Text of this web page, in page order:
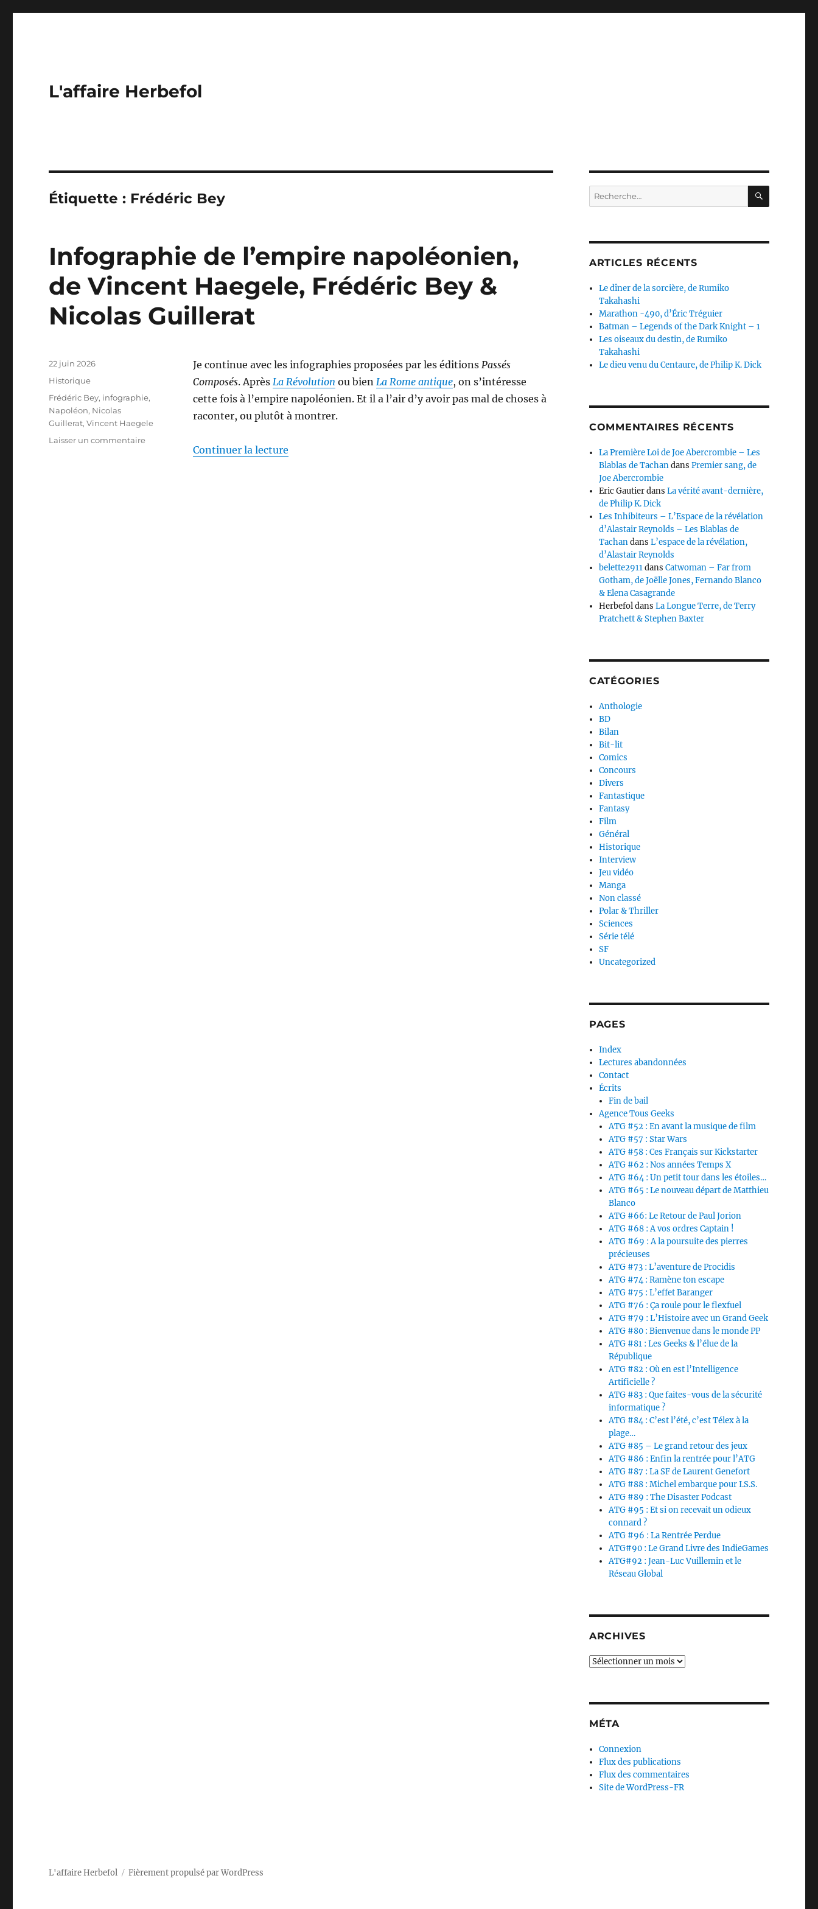
L'affaire Herbefol
Étiquette : Frédéric Bey
Infographie de l’empire napoléonien,
de Vincent Haegele, Frédéric Bey &
Nicolas Guillerat
Je continue avec les infographies proposées par les éditions Passés
Composés. Après La Révolution ou bien La Rome antique, on s’intéresse
cette fois à l’empire napoléonien. Et il a l’air d’y avoir pas mal de choses à
raconter, ou plutôt à montrer.
Continuer la lecturede « Infographie de l’empire napoléonien, de Vincent Haegele, Frédéric Bey & Nicolas Guillerat »
Publié
22 juin 2026
Catégories
Historique
Étiquettes
Frédéric Bey, infographie,
Napoléon, Nicolas
Guillerat,Vincent Haegele
Laisser un commentairesur
Recherche
pour :
ARTICLES RÉCENTS
Le dîner de la sorcière, de Rumiko
Takahashi
Marathon -490, d’Éric Tréguier
Batman – Legends of the Dark Knight – 1
Les oiseaux du destin, de Rumiko
Takahashi
Le dieu venu du Centaure, de Philip K. Dick
COMMENTAIRES RÉCENTS
La Première Loi de Joe Abercrombie – Les
Blablas de TachandansPremier sang, de
Joe Abercrombie
Eric GautierdansLa vérité avant-dernière,
de Philip K. Dick
Les Inhibiteurs – L’Espace de la révélation
d’Alastair Reynolds – Les Blablas de
TachandansL’espace de la révélation,
d’Alastair Reynolds
belette2911dansCatwoman – Far from
Gotham, de Joëlle Jones, Fernando Blanco
& Elena Casagrande
HerbefoldansLa Longue Terre, de Terry
Pratchett & Stephen Baxter
CATÉGORIES
Anthologie
BD
Bilan
Bit-lit
Comics
Concours
Divers
Fantastique
Fantasy
Film
Général
Historique
Interview
Jeu vidéo
Manga
Non classé
Polar & Thriller
Sciences
Série télé
SF
Uncategorized
PAGES
Index
Lectures abandonnées
Contact
Écrits
Fin de bail
Agence Tous Geeks
ATG #52 : En avant la musique de film
ATG #57 : Star Wars
ATG #58 : Ces Français sur Kickstarter
ATG #62 : Nos années Temps X
ATG #64 : Un petit tour dans les étoiles…
ATG #65 : Le nouveau départ de Matthieu
Blanco
ATG #66: Le Retour de Paul Jorion
ATG #68 : A vos ordres Captain !
ATG #69 : A la poursuite des pierres
précieuses
ATG #73 : L’aventure de Procidis
ATG #74 : Ramène ton escape
ATG #75 : L’effet Baranger
ATG #76 : Ça roule pour le flexfuel
ATG #79 : L’Histoire avec un Grand Geek
ATG #80 : Bienvenue dans le monde PP
ATG #81 : Les Geeks & l’élue de la
République
ATG #82 : Où en est l’Intelligence
Artificielle ?
ATG #83 : Que faites-vous de la sécurité
informatique ?
ATG #84 : C’est l’été, c’est Télex à la
plage…
ATG #85 – Le grand retour des jeux
ATG #86 : Enfin la rentrée pour l’ATG
ATG #87 : La SF de Laurent Genefort
ATG #88 : Michel embarque pour I.S.S.
ATG #89 : The Disaster Podcast
ATG #95 : Et si on recevait un odieux
connard ?
ATG #96 : La Rentrée Perdue
ATG#90 : Le Grand Livre des IndieGames
ATG#92 : Jean-Luc Vuillemin et le
Réseau Global
ARCHIVES
Archives
MÉTA
Connexion
Flux des publications
Flux des commentaires
Site de WordPress-FR
L'affaire Herbefol Fièrement propulsé par WordPress